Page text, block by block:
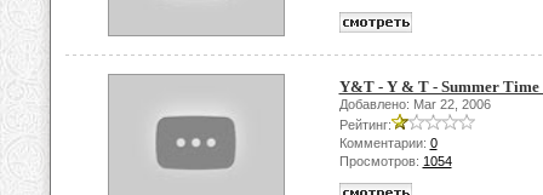
Y&T - Y & T - Summer
Добавлено: Mar 22, 2006
Рейтинг:
Комментарии: 0
Просмотров: 1054